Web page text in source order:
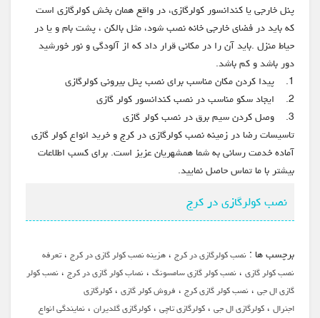
پنل خارجی یا کندانسور کولرگازی، در واقع همان بخش کولرگازی است
که باید در فضای خارجی خانه نصب شود، مثل بالکن ، پشت بام و یا در
حیاط منزل .باید آن را در مکانی قرار داد که از آلودگی و نور خورشید
دور باشد و کم باشد.
1. پیدا کردن مکان مناسب برای نصب پنل بیرونی کولرگازی
2. ایجاد سکو مناسب در نصب کندانسور کولر گازی
3. وصل کردن سیم برق در نصب کولر گازی
تاسیسات رضا در زمینه نصب کولرگازی در کرج و خرید انواع کولر گازی
آماده خدمت رسانی به شما همشهریان عزیز است. برای کسب اطلاعات
بیشتر با ما تماس حاصل نمایید.
نصب کولرگازی در کرج
برچسب ها : نصب کولرگازی در کرج،هزینه نصب کولر گازی در کرج،تعرفه
نصب کولر گازی،نصب کولر گازی سامسونگ،نصاب کولر گازی در کرج،نصب کولر
گازی ال جی،نصب کولر گازی کرج، فروش کولر گازی،کولرگازی
اجنرال،کولرگازی ال جی،کولرگازی تاچی،کولرگازی گلدیران،نمایندگی انواع